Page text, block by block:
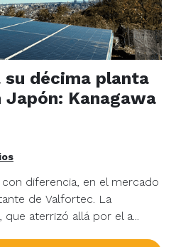
décima planta
Kanagawa
diferencia, en el mercado
de Valfortec. La
aterrizó allá por el a...